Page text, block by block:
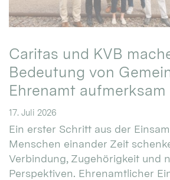
Caritas und KVB
Bedeutung von
Ehrenamt aufmerksam
17. Juli 2026
Ein erster Schritt aus der
Menschen einander Zeit
Verbindung, Zugehörigkeit und
Perspektiven. Ehrenamtlicher